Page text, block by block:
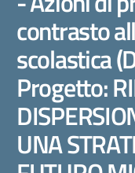
contrasto
scolastica
Progetto:
UNA